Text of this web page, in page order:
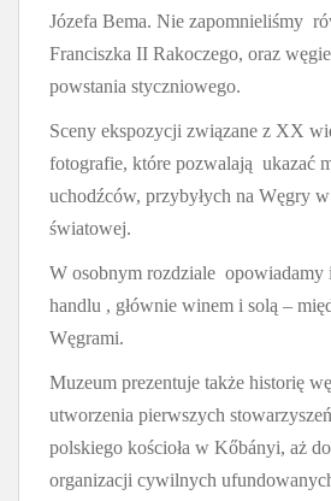
Józefa Bema. Nie zapomnieliśmy
Franciszka II Rakoczego, oraz
powstania styczniowego.
Sceny ekspozycji związane z XX
fotografie, które pozwalają ukazać
uchodźców, przybyłych na Węgry
światowej.
W osobnym rozdziale opowiadamy
handlu , głównie winem i solą –
Węgrami.
Muzeum prezentuje także historię
utworzenia pierwszych
polskiego kościoła w Kőbányi, aż
organizacji cywilnych